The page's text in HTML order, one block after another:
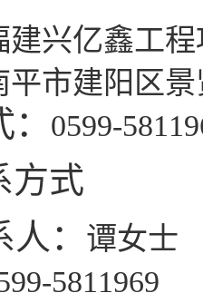
建兴亿鑫工
平市建阳区
0599-
方式
：
谭女士
5811969